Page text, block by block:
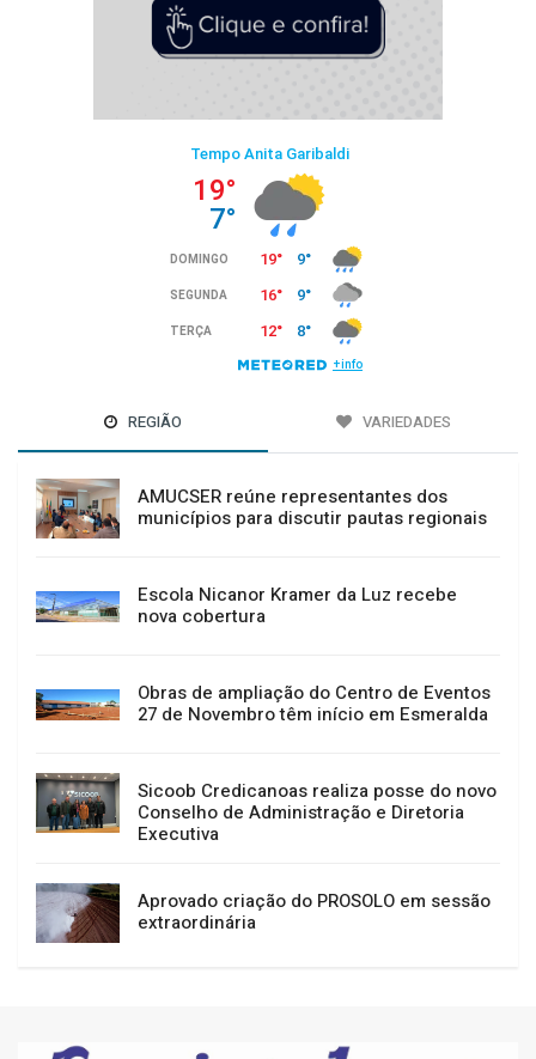
REGIÃO VARIEDADES
AMUCSER reúne representantes dos
municípios para discutir pautas regionais
Escola Nicanor Kramer da Luz recebe
nova cobertura
Obras de ampliação do Centro de Eventos
27 de Novembro têm início em Esmeralda
Sicoob Credicanoas realiza posse do novo
Conselho de Administração e Diretoria
Executiva
Aprovado criação do PROSOLO em sessão
extraordinária